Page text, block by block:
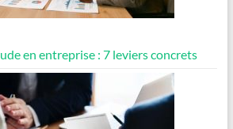
en entreprise : 7 leviers concrets